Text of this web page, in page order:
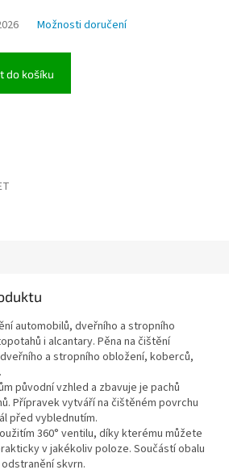
Možnosti doručení
do košíku
automobilů, dveřního a stropního
i alcantary. Pěna na čištění
a stropního obložení, koberců,
původní vzhled a zbavuje je pachů
Přípravek vytváří na čištěném povrchu
před vyblednutím.
360° ventilu, díky kterému můžete
v jakékoliv poloze. Součástí obalu
skvrn.